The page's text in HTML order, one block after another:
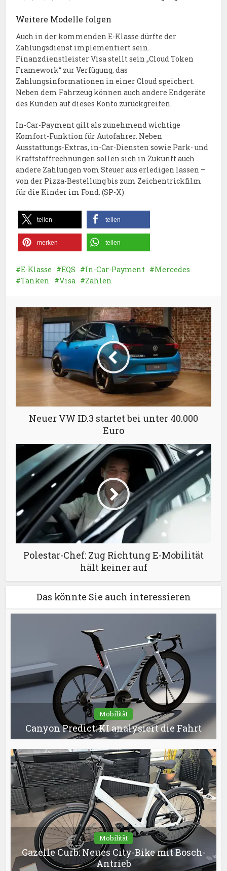
Weitere Modelle folgen
Auch in der kommenden E-Klasse dürfte der
Zahlungsdienst implementiert sein.
Finanzdienstleister Visa stellt sein „Cloud Token
Framework“ zur Verfügung, das
Zahlungsinformationen in einer Cloud speichert.
Neben dem Fahrzeug können auch andere Endgeräte
des Kunden auf dieses Konto zurückgreifen.
In-Car-Payment gilt als zunehmend wichtige
Komfort-Funktion für Autofahrer. Neben
Ausstattungs-Extras, in-Car-Diensten sowie Park- und
Kraftstoffrechnungen sollen sich in Zukunft auch
andere Zahlungen vom Steuer aus erledigen lassen –
von der Pizza-Bestellung bis zum Zeichentrickfilm
für die Kinder im Fond. (SP-X)
teilen teilen
merken teilen
E-Klasse EQS In-Car-Payment
Mercedes
Tanken
Visa Zahlen
Neuer VW ID.3 startet bei unter 40.000
Euro
Polestar-Chef: Zug Richtung E-Mobilität
hält keiner auf
Das könnte Sie auch interessieren
Mobilität
Canyon Predict: KI analysiert die Fahrt
Mobilität
Gazelle Curb: Neues City-Bike mit Bosch-
Antrieb